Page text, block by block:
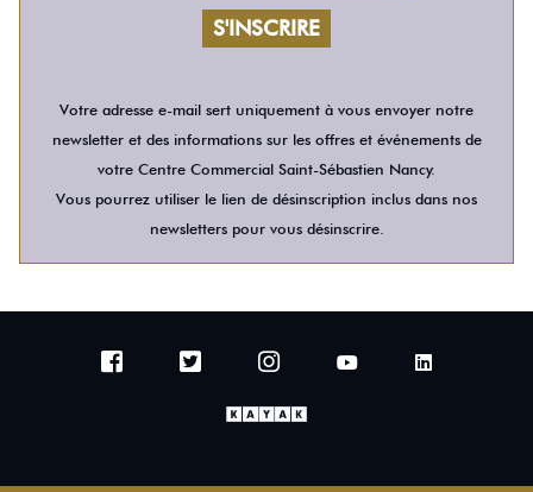
Votre adresse e-mail sert uniquement à vous envoyer notre
newsletter et des informations sur les offres et événements de
votre Centre Commercial Saint-Sébastien Nancy.
Vous pourrez utiliser le lien de désinscription inclus dans nos
newsletters pour vous désinscrire.